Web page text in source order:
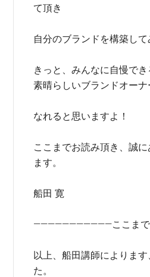
て頂き
自分のブランドを構築して
きっと、みんなに自慢でき
素晴らしいブランドオーナ
なれると思いますよ！
ここまでお読み頂き、誠
ます。
船田 寛
———————————ここま
以上、船田講師によりま
た。